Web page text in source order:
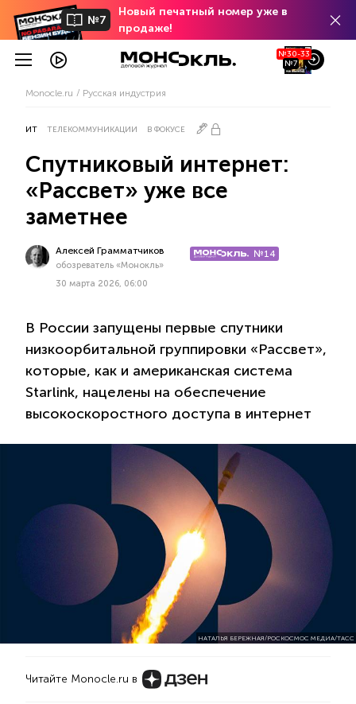
№7
Новый печатный номер уже в
продаже!
№30-33
№7
Monocle.ru Русская индустрия
ИТ ТЕЛЕКОММУНИКАЦИИ В ФОКУСЕ
Спутниковый интернет:
«Рассвет» уже все
заметнее
Алексей Грамматчиков
обозреватель «Монокль»
30 марта 2026, 06:00
№14
В России запущены первые спутники
низкоорбитальной группировки «Рассвет»,
которые, как и американская система
Starlink, нацелены на обеспечение
высокоскоростного доступа в интернет
НАТАЛЬЯ БЕРЕЖНАЯ/РОСКОСМОС МЕДИА/ТАСС
Читайте Monocle.ru в